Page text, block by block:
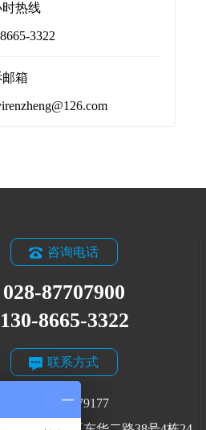
时热线
3322
箱
咨询电话
028-87707900
130-8665-3322
联系方式
QQ: 2464079177